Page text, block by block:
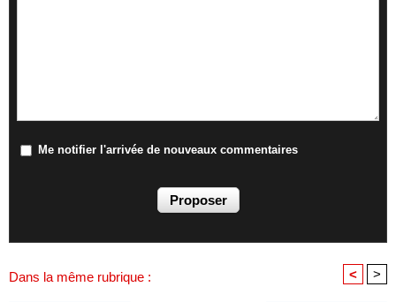
Me notifier l'arrivée de nouveaux commentaires
Dans la même rubrique : < >